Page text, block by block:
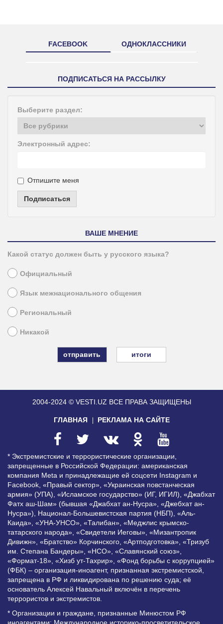
FACEBOOK ОДНОКЛАССНИКИ
ПОДПИСАТЬСЯ НА РАССЫЛКУ
Выберите раздел:
Электронный адрес:
Отпишите меня
Подписаться
ВАШЕ МНЕНИЕ
Какой статус должен быть у русского языка?
Официальный
Язык межнационального общения
Региональный
Никакой
итоги
2004-2024 © VESTI.UZ ВСЕ ПРАВА ЗАЩИЩЕНЫ
ГЛАВНАЯ РЕКЛАМА НА САЙТЕ
* Экстремистские и террористические организации,
запрещенные в Российской Федерации: американская
компания Meta и принадлежащие ей соцсети Instagram и
Facebook, «Правый сектор», «Украинская повстанческая
армия» (УПА), «Исламское государство» (ИГ, ИГИЛ), «Джабхат
Фатх аш-Шам» (бывшая «Джабхат ан-Нусра», «Джебхат ан-
Нусра»), Национал-Большевистская партия (НБП), «Аль-
Каида», «УНА-УНСО», «Талибан», «Меджлис крымско-
татарского народа», «Свидетели Иеговы», «Мизантропик
Дивижн», «Братство» Корчинского, «Артподготовка», «Тризуб
им. Степана Бандеры», «НСО», «Славянский союз»,
«Формат-18», «Хизб ут-Тахрир», «Фонд борьбы с коррупцией»
(ФБК) – организация-иноагент, признанная экстремистской,
запрещена в РФ и ликвидирована по решению суда; её
основатель Алексей Навальный включён в перечень
террористов и экстремистов.
* Организации и граждане, признанные Минюстом РФ
иноагентами: Международное историко-просветительское,